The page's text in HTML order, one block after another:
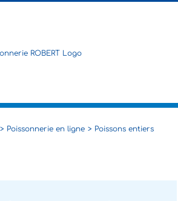
Poissonnerie en ligne Poissons entiers